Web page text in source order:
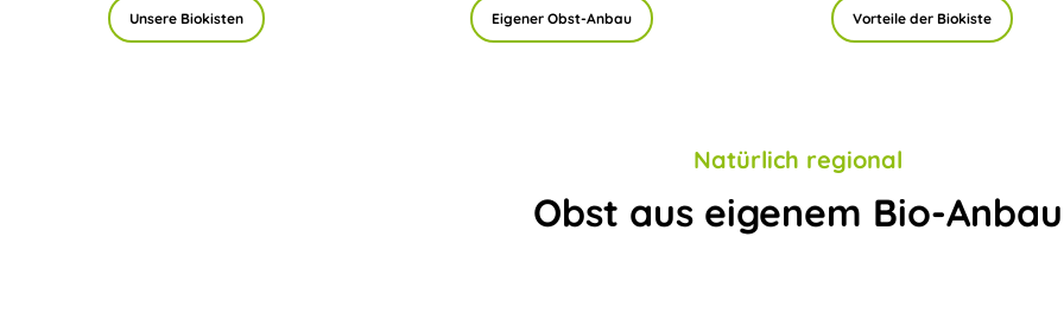
Unsere Biokisten Eigener Obst-Anbau Vorteile der Biokiste
Natürlich regional
Obst aus eigenem Bio-Anbau